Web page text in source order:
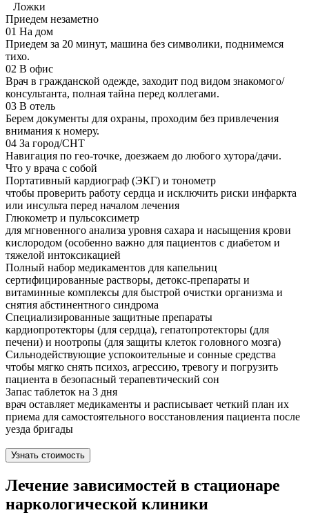
Ложки
Приедем незаметно
01 На дом
Приедем за 20 минут, машина без символики, поднимемся
тихо.
02 В офис
Врач в гражданской одежде, заходит под видом знакомого/
консультанта, полная тайна перед коллегами.
03 В отель
Берем документы для охраны, проходим без привлечения
внимания к номеру.
04 За город/СНТ
Навигация по гео-точке, доезжаем до любого хутора/дачи.
Что у врача с собой
Портативный кардиограф (ЭКГ) и тонометр
чтобы проверить работу сердца и исключить риски инфаркта
или инсульта перед началом лечения
Глюкометр и пульсоксиметр
для мгновенного анализа уровня сахара и насыщения крови
кислородом (особенно важно для пациентов с диабетом и
тяжелой интоксикацией
Полный набор медикаментов для капельниц
сертифицированные растворы, детокс-препараты и
витаминные комплексы для быстрой очистки организма и
снятия абстинентного синдрома
Специализированные защитные препараты
кардиопротекторы (для сердца), гепатопротекторы (для
печени) и ноотропы (для защиты клеток головного мозга)
Сильнодействующие успокоительные и сонные средства
чтобы мягко снять психоз, агрессию, тревогу и погрузить
пациента в безопасный терапевтический сон
Запас таблеток на 3 дня
врач оставляет медикаменты и расписывает четкий план их
приема для самостоятельного восстановления пациента после
уезда бригады
Узнать стоимость
Лечение зависимостей в стационаре
наркологической клиники